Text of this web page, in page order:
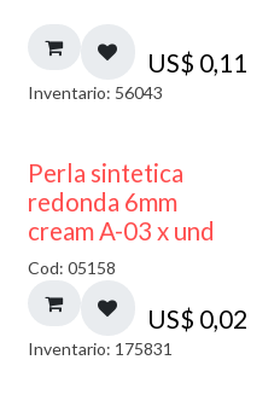
US$ 0,11
Inventario: 56043
Perla sintetica
redonda 6mm
cream A-03 x und
Cod: 05158
US$ 0,02
Inventario: 175831